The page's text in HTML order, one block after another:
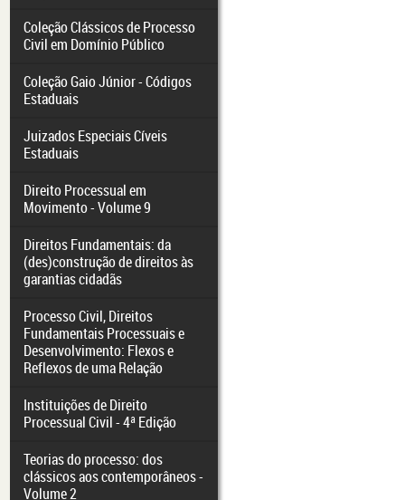
Coleção Clássicos de Processo
Civil em Domínio Público
Coleção Gaio Júnior - Códigos
Estaduais
Juizados Especiais Cíveis
Estaduais
Direito Processual em
Movimento - Volume 9
Direitos Fundamentais: da
(des)construção de direitos às
garantias cidadãs
Processo Civil, Direitos
Fundamentais Processuais e
Desenvolvimento: Flexos e
Reflexos de uma Relação
Instituições de Direito
Processual Civil - 4ª Edição
Teorias do processo: dos
clássicos aos contemporâneos -
Volume 2